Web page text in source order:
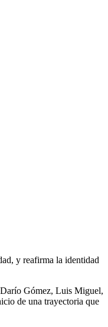
y reafirma la identidad
Darío Gómez, Luis Miguel,
de una trayectoria que